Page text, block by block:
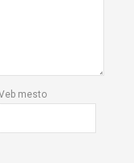
mesto